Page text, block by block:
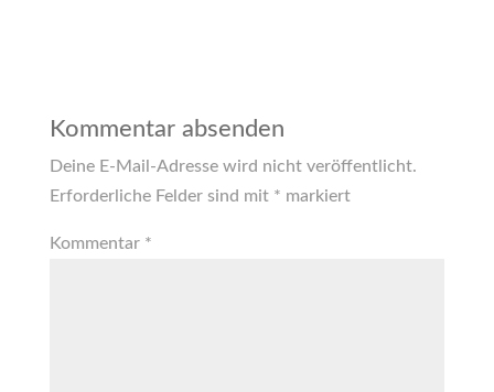
Kommentar absenden
Deine E-Mail-Adresse wird nicht veröffentlicht.
Erforderliche Felder sind mit * markiert
Kommentar *